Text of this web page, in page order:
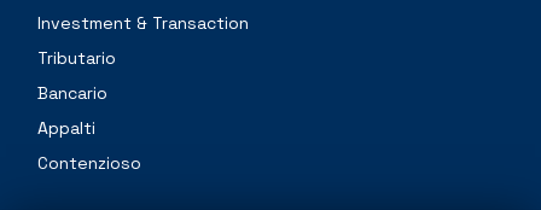
Investment & Transaction
Tributario
Bancario
Appalti
Contenzioso